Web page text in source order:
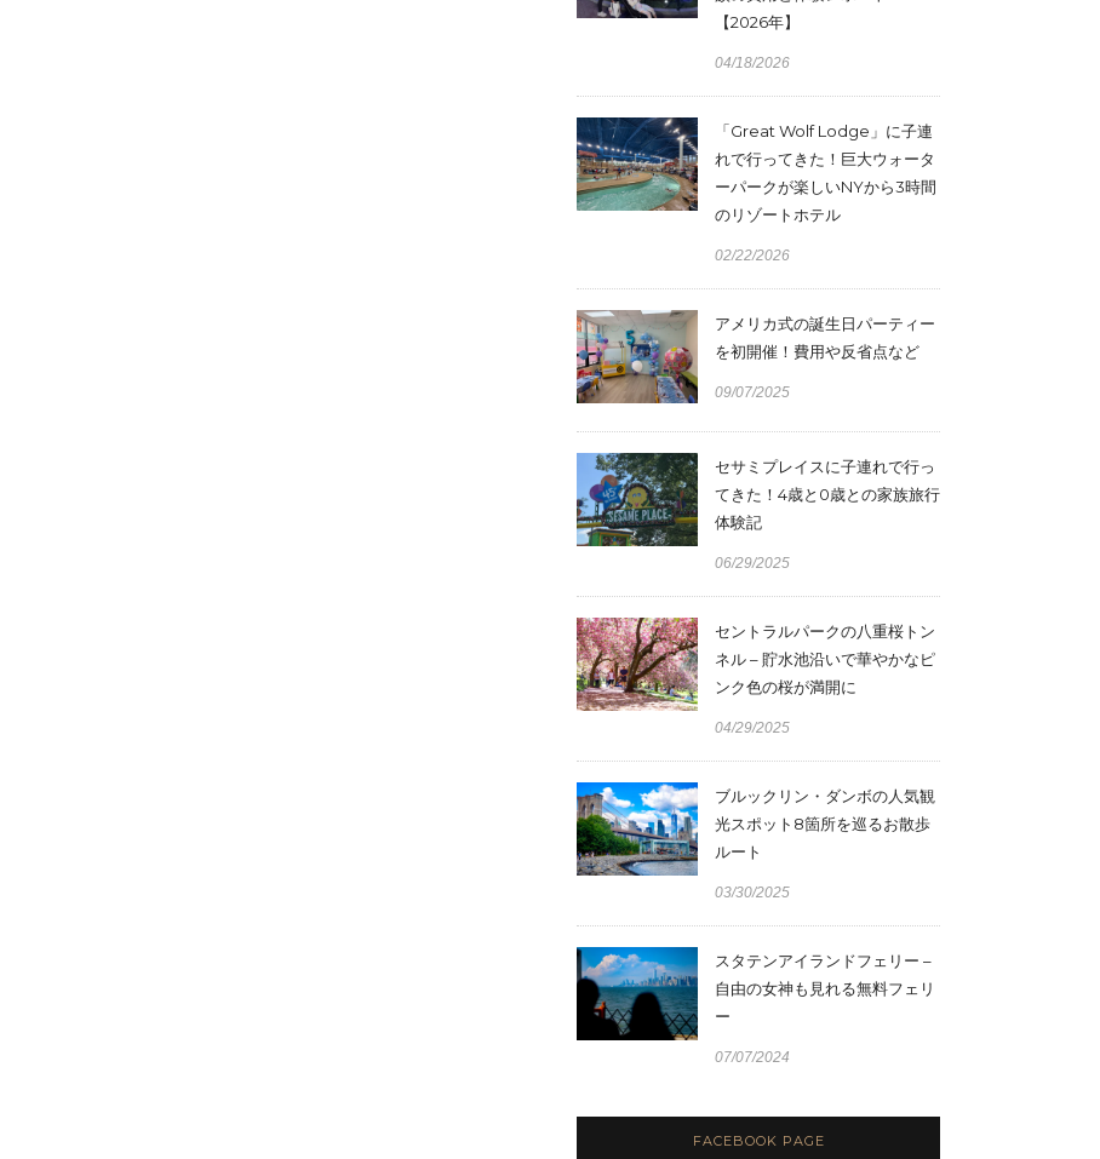
【2026年】
04/18/2026
「Great Wolf Lodge」に子連
れで行ってきた！巨大ウォータ
ーパークが楽しいNYから3時間
のリゾートホテル
02/22/2026
アメリカ式の誕生日パーティー
を初開催！費用や反省点など
09/07/2025
セサミプレイスに子連れで行っ
てきた！4歳と0歳との家族旅行
体験記
06/29/2025
セントラルパークの八重桜トン
ネル – 貯水池沿いで華やかなピ
ンク色の桜が満開に
04/29/2025
ブルックリン・ダンボの人気観
光スポット8箇所を巡るお散歩
ルート
03/30/2025
スタテンアイランドフェリー –
自由の女神も見れる無料フェリ
ー
07/07/2024
FACEBOOK PAGE